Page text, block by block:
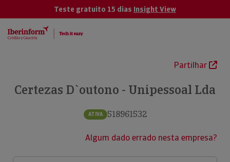
Teste gratuito 15 dias Insight View
Partilhar
Certezas D`outono - Unipessoal Lda
ATIVA 518961532
Algum dado errado nesta empresa?